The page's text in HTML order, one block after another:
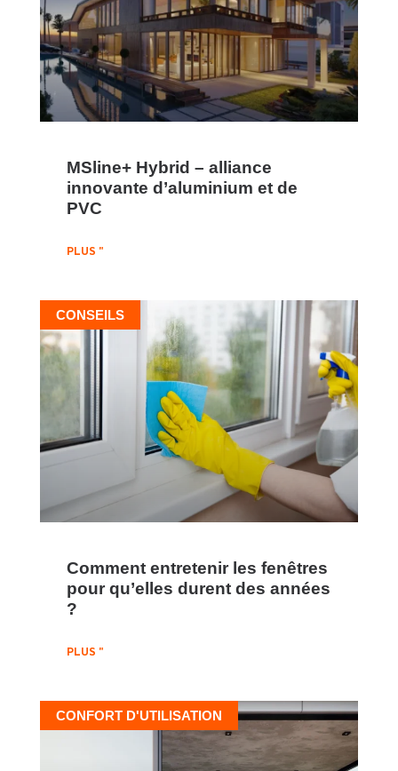
MSline+ Hybrid – alliance
innovante d’aluminium et de
PVC
PLUS "
CONSEILS
Comment entretenir les fenêtres
pour qu’elles durent des années
?
PLUS "
CONFORT D'UTILISATION